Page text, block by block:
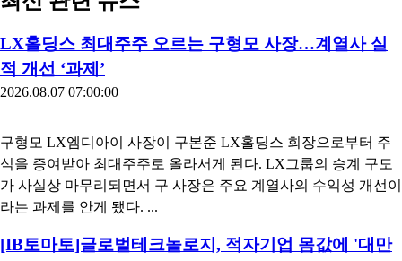
LX홀딩스 최대주주 오르는 구형모 사장…계열사 실
적 개선 ‘과제’
2026.08.07 07:00:00